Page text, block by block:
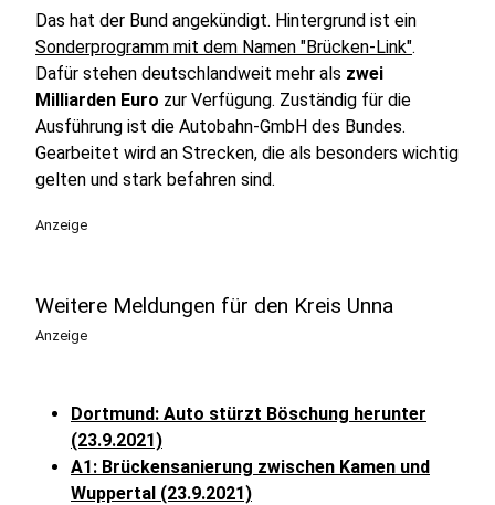
Das hat der Bund angekündigt. Hintergrund ist ein
Sonderprogramm mit dem Namen "Brücken-Link".
Dafür stehen deutschlandweit mehr als zwei
Milliarden Euro zur Verfügung. Zuständig für die
Ausführung ist die Autobahn-GmbH des Bundes.
Gearbeitet wird an Strecken, die als besonders wichtig
gelten und stark befahren sind.
Anzeige
Weitere Meldungen für den Kreis Unna
Anzeige
Dortmund: Auto stürzt Böschung herunter
(23.9.2021)
A1: Brückensanierung zwischen Kamen und
Wuppertal (23.9.2021)